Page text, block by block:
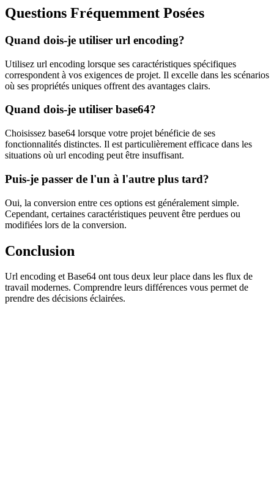
Questions Fréquemment Posées
Quand dois-je utiliser url encoding?
Utilisez url encoding lorsque ses caractéristiques spécifiques
correspondent à vos exigences de projet. Il excelle dans les scénarios
où ses propriétés uniques offrent des avantages clairs.
Quand dois-je utiliser base64?
Choisissez base64 lorsque votre projet bénéficie de ses
fonctionnalités distinctes. Il est particulièrement efficace dans les
situations où url encoding peut être insuffisant.
Puis-je passer de l'un à l'autre plus tard?
Oui, la conversion entre ces options est généralement simple.
Cependant, certaines caractéristiques peuvent être perdues ou
modifiées lors de la conversion.
Conclusion
Url encoding et Base64 ont tous deux leur place dans les flux de
travail modernes. Comprendre leurs différences vous permet de
prendre des décisions éclairées.